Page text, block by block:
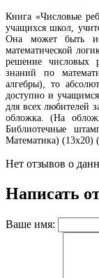
Книга «Числовые
учащихся школ,
Она может быть
математической
решение числовых
знаний по
алгебры), то
доступно и
для всех любителей
обложка. (На
Библиотечные
Математика) (13х20)
Нет отзывов о
Написать
Ваше имя: